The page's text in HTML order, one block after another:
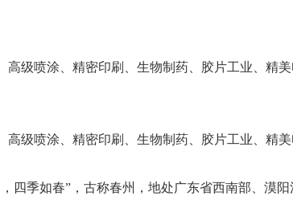
级喷涂、精密印刷、生物制药、胶片工业、精
级喷涂、精密印刷、生物制药、胶片工业、精
四季如春”，古称春州，地处广东省西南部、漠